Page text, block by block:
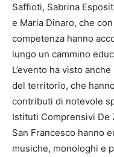
Saffioti, Sabrina
e Maria Dinaro, che
competenza hanno
lungo un cammino
L’evento ha visto
del territorio, che
contributi di notevole
Istituti Comprensivi De
San Francesco hanno
musiche, monologhi e